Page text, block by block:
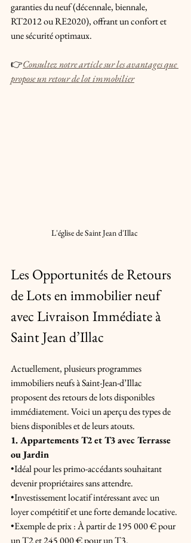
garanties du neuf (décennale, biennale,
RT2012 ou RE2020), offrant un confort et
une sécurité optimaux.
👉Consultez notre article sur les avantages que
propose un retour de lot immobilier
L'église de Saint Jean d'Illac
Les Opportunités de Retours
de Lots en immobilier neuf
avec Livraison Immédiate à
Saint Jean d’Illac
Actuellement, plusieurs programmes
immobiliers neufs à Saint-Jean-d’Illac
proposent des retours de lots disponibles
immédiatement. Voici un aperçu des types de
biens disponibles et de leurs atouts.
1. Appartements T2 et T3 avec Terrasse
ou Jardin
•Idéal pour les primo-accédants souhaitant
devenir propriétaires sans attendre.
•Investissement locatif intéressant avec un
loyer compétitif et une forte demande locative.
•Exemple de prix : À partir de 195 000 € pour
un T2 et 245 000 € pour un T3.